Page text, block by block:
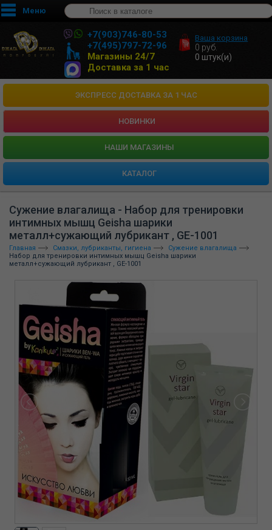
Меню
+7(903)746-80-53
+7(495)797-72-96
Магазины 24/7
Доставка за 1 час
Ваша корзина
0 руб.
0 штук(и)
ЭКСПРЕСС ДОСТАВКА ЗА 1 ЧАС
НОВИНКИ
HАШИ МАГАЗИНЫ
КАТАЛОГ
Сужение влагалища - Набор для тренировки
интимных мышц Geisha шарики
металл+сужающий лубрикант , GE-1001
Главная Смазки, лубриканты, гигиена
Сужение влагалища
Набор для тренировки интимных мышц Geisha шарики
металл+сужающий лубрикант , GE-1001